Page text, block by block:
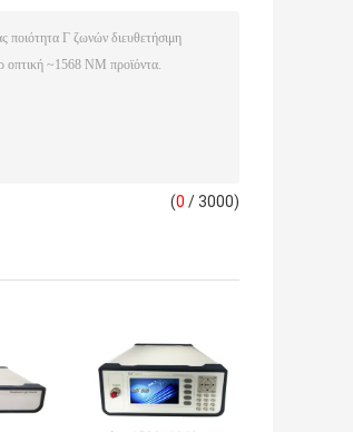
(0 / 3000)